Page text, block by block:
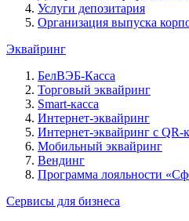
Услуги депозитария
Организация выпуска
Эквайринг
БелВЭБ-Касса
Торговый эквайринг
Smart-касса
Интернет-эквайринг
Интернет-эквайринг с QR-
Мобильный эквайринг
Вендинг
Программа лояльности
Сервисы для бизнеса